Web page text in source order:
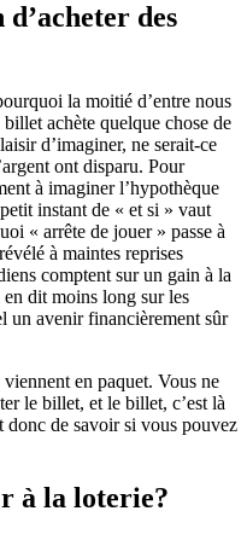
des
la moitié d’entre nous
achète quelque chose de
d’imaginer, ne serait-ce
ont disparu. Pour
à imaginer l’hypothèque
instant de « et si » vaut
« arrête de jouer » passe à
à maintes reprises
comptent sur un gain à la
dit moins long sur les
un avenir financièrement sûr
en paquet. Vous ne
le billet, et le billet, c’est là
donc de savoir si vous pouvez
à la loterie?